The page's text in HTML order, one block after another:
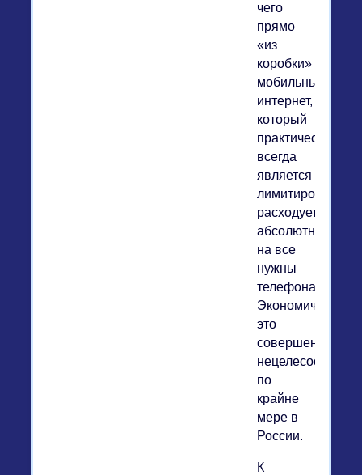
чего
прямо
«из
коробки»
мобильный
интернет,
который
практически
всегда
является
расходуется
абсолютно
на все
нужны
телефона.
Экономически
это
совершенно
по
крайне
мере в
России.
К